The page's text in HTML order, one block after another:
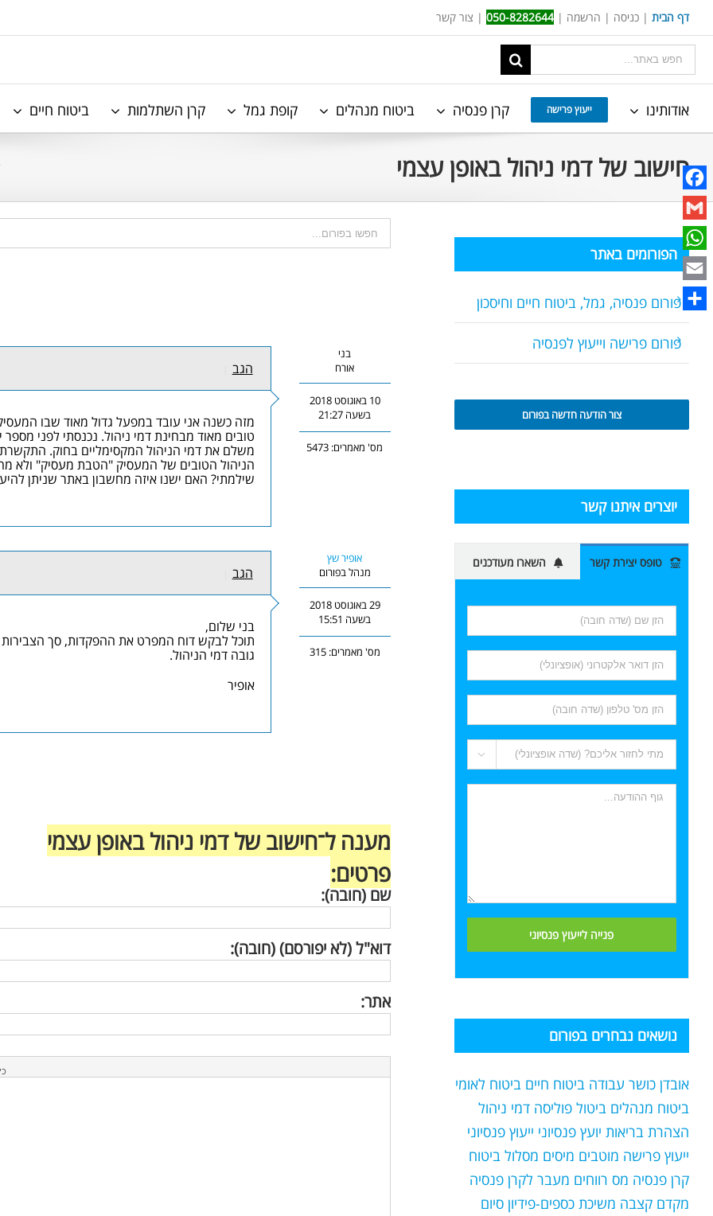
Skip
to
content
דף הבית | כניסה | הרשמה |
050-8282644
| צור קשר
תוצאות
החיפוש
עבור:
אודותינו ייעוץ פרישה קרן פנסיה ביטוח מנהלים קופת גמל קרן השתלמות ביטוח חיים
חישוב של דמי ניהול באופן עצמי
בני
אורח
10 באוגוסט 2018
בשעה 21:27
מס' מאמרים: 5473
הגב
מזה כשנה אני עובד במפעל גדול מאוד שבו
טובים מאוד מבחינת דמי ניהול. נכנסתי לפני
משלם את דמי הניהול המקסימליים בחוק.
הניהול הטובים של המעסיק "הטבת מעסיק" ולא
שילמתי? האם ישנו איזה מחשבון באתר שניתן
אופיר שץ
מנהל בפורום
29 באוגוסט 2018
בשעה 15:51
מס' מאמרים: 315
הגב
בני שלום,
תוכל לבקש דוח המפרט את ההפקדות, סך הצבירות
גובה דמי הניהול.
אופיר
מענה ל־חישוב של דמי ניהול באופן עצמי
פרטים:
שם (חובה):
דוא"ל (לא יפורסם) (חובה):
אתר:
הפורומים באתר
פורום פנסיה, גמל, ביטוח חיים וחיסכון
פורום פרישה וייעוץ לפנסיה
צור הודעה חדשה בפורום
יוצרים איתנו קשר
טופס יצירת קשר השארו מעודכנים

נושאים נבחרים בפורום
אובדן כושר עבודה ביטוח חיים ביטוח לאומי
ביטוח מנהלים ביטול פוליסה דמי ניהול
הצהרת בריאות יועץ פנסיוני ייעוץ פנסיוני
ייעוץ פרישה מוטבים מיסים מסלול ביטוח
קרן פנסיה מס רווחים מעבר לקרן פנסיה
מקדם קצבה משיכת כספים-פידיון סיום
Facebook
Gmail
WhatsApp
Email
Share